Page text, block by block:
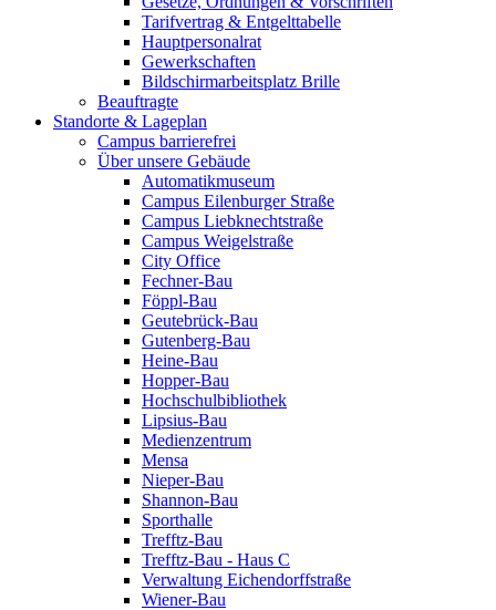
Tarifvertrag & Entgelttabelle
Hauptpersonalrat
Gewerkschaften
Bildschirmarbeitsplatz Brille
Beauftragte
Standorte & Lageplan
Campus barrierefrei
Über unsere Gebäude
Automatikmuseum
Campus Eilenburger Straße
Campus Liebknechtstraße
Campus Weigelstraße
City Office
Fechner-Bau
Föppl-Bau
Geutebrück-Bau
Gutenberg-Bau
Heine-Bau
Hopper-Bau
Hochschulbibliothek
Lipsius-Bau
Medienzentrum
Mensa
Nieper-Bau
Shannon-Bau
Sporthalle
Trefftz-Bau
Trefftz-Bau - Haus C
Verwaltung Eichendorffstraße
Wiener-Bau